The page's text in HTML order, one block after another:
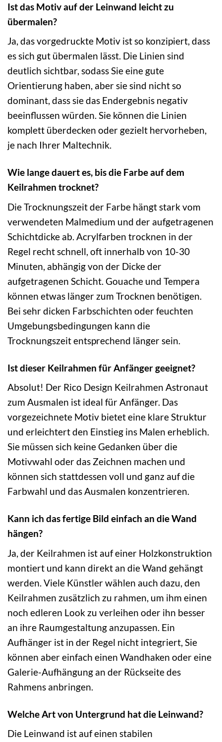
Ist das Motiv auf der Leinwand leicht zu
übermalen?
Ja, das vorgedruckte Motiv ist so konzipiert, dass
es sich gut übermalen lässt. Die Linien sind
deutlich sichtbar, sodass Sie eine gute
Orientierung haben, aber sie sind nicht so
dominant, dass sie das Endergebnis negativ
beeinflussen würden. Sie können die Linien
komplett überdecken oder gezielt hervorheben,
je nach Ihrer Maltechnik.
Wie lange dauert es, bis die Farbe auf dem
Keilrahmen trocknet?
Die Trocknungszeit der Farbe hängt stark vom
verwendeten Malmedium und der aufgetragenen
Schichtdicke ab. Acrylfarben trocknen in der
Regel recht schnell, oft innerhalb von 10-30
Minuten, abhängig von der Dicke der
aufgetragenen Schicht. Gouache und Tempera
können etwas länger zum Trocknen benötigen.
Bei sehr dicken Farbschichten oder feuchten
Umgebungsbedingungen kann die
Trocknungszeit entsprechend länger sein.
Ist dieser Keilrahmen für Anfänger geeignet?
Absolut! Der Rico Design Keilrahmen Astronaut
zum Ausmalen ist ideal für Anfänger. Das
vorgezeichnete Motiv bietet eine klare Struktur
und erleichtert den Einstieg ins Malen erheblich.
Sie müssen sich keine Gedanken über die
Motivwahl oder das Zeichnen machen und
können sich stattdessen voll und ganz auf die
Farbwahl und das Ausmalen konzentrieren.
Kann ich das fertige Bild einfach an die Wand
hängen?
Ja, der Keilrahmen ist auf einer Holzkonstruktion
montiert und kann direkt an die Wand gehängt
werden. Viele Künstler wählen auch dazu, den
Keilrahmen zusätzlich zu rahmen, um ihm einen
noch edleren Look zu verleihen oder ihn besser
an ihre Raumgestaltung anzupassen. Ein
Aufhänger ist in der Regel nicht integriert, Sie
können aber einfach einen Wandhaken oder eine
Galerie-Aufhängung an der Rückseite des
Rahmens anbringen.
Welche Art von Untergrund hat die Leinwand?
Die Leinwand ist auf einen stabilen